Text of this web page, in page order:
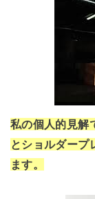
私の個人的見解
とショルダープ
ます。